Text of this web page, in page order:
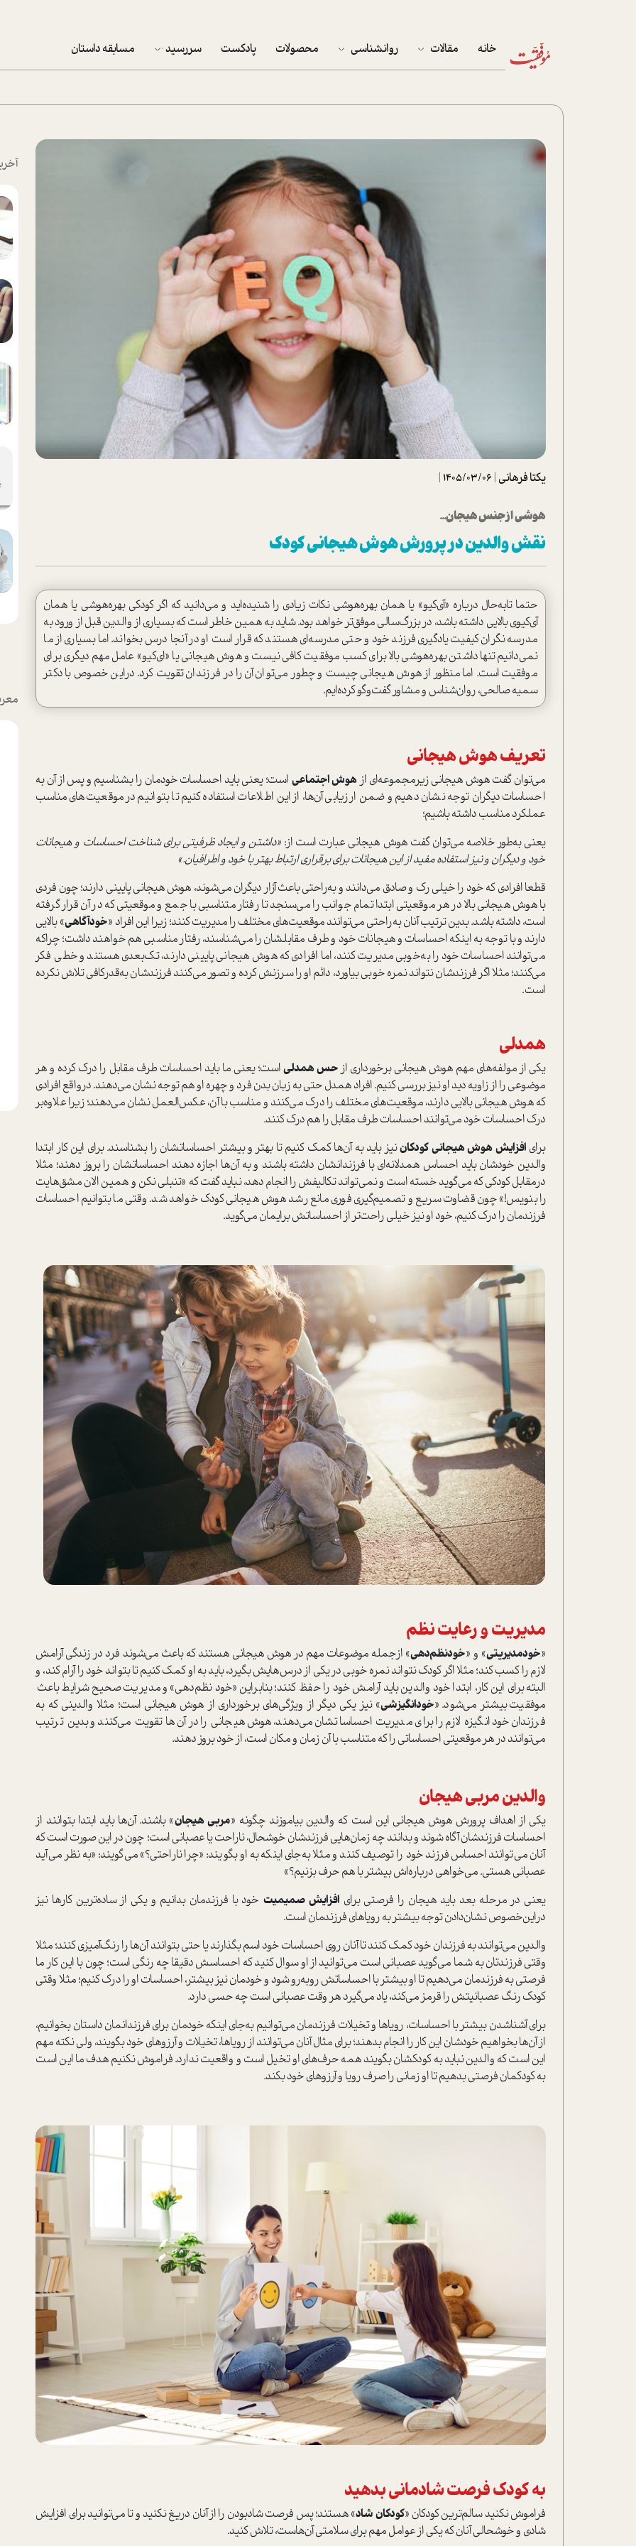
خانه مقالات
تحلیل فیلم
شیوانا
داستان
روانشناسی محصولات پادکست سررسید
تقویم دیواری
مسابقه داستان
یکتا فرهانی |
1405/03/06
|
هوشي از جنس هيجان...
نقش والدين در پرورش هوش هيجاني کودک
حتما تابه‌حال درباره «آي‌كيو»‌ يا همان بهره‌هوشي نکات زيادي را شنیده‌اید و مي‌دانيد ‌كه اگر كودكي بهره‌هوشي يا همان
آي‌كيوي بالايي داشته باشد، در بزرگ‌سالي موفق‌تر خواهد بود. شايد به همين خاطر است كه بسياري‌ از والدين قبل از ورود به‌
مدرسه ‌نگران كيفيت يادگيري فرزند خود و‌ حتي مدرسه‌اي هستند‌ كه قرار است او در آنجا درس بخواند‌. اما بسياري از ما
نمي‌دانيم تنها داشتن بهره‌هوشي بالا براي كسب موفقيت كافي نيست و هوش هيجاني يا «اي‌كيو» عامل مهم دیگری برای
موفقیت است. اما منظور از هوش هيجاني چيست و چطور مي‌توان آن را در فرزندان تقويت كرد‌. در‌اين خصوص با دكتر
سميه صالحي‌، روان‌شناس و مشاور گفت‌و‌گو كرده‌ايم‌.
تعريف هوش هيجاني
می‌توان گفت هوش هيجاني زيرمجموعه‌اي ازهوش اجتماعي است‌؛ یعنی باید احساسات خودمان را بشناسيم و پس از آن به
احساسات ديگران توجه نشان دهيم و ضمن ارزیابی آن‌ها، از اين اطلاعات استفاده كنيم تا بتوانيم در موقعيت‌هاي مناسب
عملكرد مناسب داشته باشيم‌؛
یعنی به‌طور خلاصه‌ مي‌توان گفت هوش هيجانی عبارت است از: «داشتن و ایجاد ظرفیتی براي شناخت احساسات و هيجانات
خود و ديگران و نیز استفاده مفید از اين هيجانات براي برقراري ارتباط بهتر با خود و اطرافیان.»
قطعا افرادي كه خود را خيلي رك و صادق مي‌دانند و به‌راحتي باعث آزار ديگران مي‌شوند‌، هوش هيجاني پاييني دارند؛ چون فردي‌
با هوش هيجاني بالا در هر موقعيتي ابتدا تمام‌ جوانب را مي‌سنجد تا رفتار متناسبي با جمع ‌و موقعيتي كه در آن قرار گرفته
است، داشته باشد. بدين ترتيب آنان به‌راحتي‌ مي‌توانند موقعيت‌هاي مختلف را مديريت ‌كنند؛ زيرا این افراد «خودآگاهي» بالايي
دارند و با توجه به اينكه احساسات و هيجانات خود‌ و طرف مقابلشان را مي‌شناسند، رفتار مناسبي‌ هم خواهند داشت؛ چراکه
مي‌توانند احساسات خود را به‌خوبي مديريت كنند، ‌اما افرادي كه هوش هيجاني پاييني دارند، تك‌بعدي‌ هستند‌ و خطي فكر
مي‌كنند؛ مثلا اگر فرزندشان نتواند نمره خوبي بياورد، دائم او را سرزنش کرده و تصور مي‌كنند فرزندشان به‌قدرکافی تلاش نکرده
است.
همدلي
يكي از مولفه‌هاي مهم هوش هيجاني برخوردار‌ی ازحس همدلياست؛ ‌يعني ما باید احساسات طرف مقابل را درك كرده و هر
موضوعي را از زاويه ديد او ‌نيز بررسي‌ كنيم. افراد همدل حتي به زبان بدن فرد‌ و چهره او هم توجه نشان مي‌دهند‌. در‌واقع افرادي
كه هوش هيجاني بالايي دارند، موقعيت‌هاي مختلف را درك مي‌كنند و مناسب با آن، عكس‌العمل نشان مي‌دهند‌؛ زيرا علاوه‌بر
درك احساسات خود مي‌توانند احساسات طرف مقابل را هم درك كنند‌.
براي افزايش هوش هيجاني كودكان‌نيز بايد به آن‌ها كمك كنيم تا‌ بهتر و بيشتر احساساتشان را بشناسند. براي‌ اين كار ابتدا
والدين خودشان بايد احساس‌ همدلانه‌اي‌ با فرزندانشان داشته باشند و به آن‌ها اجازه دهند احساساتشان را بروز دهند؛ مثلا
درمقابل كودكي كه مي‌گويد خسته است و نمي‌تواند تكاليفش را انجام دهد، نبايد گفت که «تنبلي نكن‌ و همين الان مشق‌هایت
را بنويس!» چون قضاوت سریع و تصمیم‌گیری فوری مانع رشد هوش هیجانی کودک خواهد شد. وقتي ما‌ بتوانيم احساسات
فرزند‌مان‌ را درك كنيم، خود او‌ نيز خيلي راحت‌تر از احساساتش برايمان مي‌گويد.
مديريت و رعايت نظم
«خودمديريتي» و «خودنظم‌دهي» ازجمله موضوعات‌ مهم در هوش هيجاني هستند ‌كه باعث مي‌شوند فرد در زندگی آرامش
لازم را کسب کند؛ ‌مثلا اگر كودك نتواند نمره خوبي در يكي از درس‌هايش بگيرد، بايد به او كمك كنيم تا بتواند خود را آرام كند، و
البته برای این کار، ابتدا خود والدين بايد آرامش خود را حفظ کنند؛ بنابراین «خود نظم‌دهي» و مديريت صحيح شرايط باعث‌
موفقيت بيشتر مي‌شود‌. «خودانگيزشي» نيز يكي دیگر از ويژگي‌هاي برخورداری از هوش هيجاني است؛ مثلا والديني كه به
فرزندان خود انگيزه لازم را براي مديريت احساساتشان مي‌دهند، هوش هيجاني را در آن‌ها تقویت می‌کنند و بدين ترتيب
مي‌توانند در هر موقعيتي احساساتي را كه متناسب با آن‌ زمان و مكان است، از خو‌د بروز دهند‌.
والدين مربي هيجان
يكي از اهداف پرورش هوش هيجاني اين است كه والدين بياموزند چگونه «مربي هيجان» باشند. آن‌ها‌ بايد ابتدا بتوانند از
احساسات فرزندشان آگاه شوند و بدانند چه زمان‌هايي فرزندشان خوشحال، ناراحت یا عصباني است‌؛ چون در این صورت است که
آنان می‌توانند احساس فرزند خود را توصيف كنند و مثلا به‌جای اینکه به او بگویند: «چرا ناراحتي؟» می‌گویند: «به نظر مي‌آيد‌
عصباني هستي. مي‌خواهي درباره‌اش بيشتر با هم حرف بزنيم؟»
يعني در مرحله بعد بايد هيجان را فرصتي براي افزايش صميميت خود با فرزندمان‌ بدانیم ‌و يكي از ساده‌ترين كار‌ها نيز
دراين‌خصوص نشان‌دادن توجه بیشتر به رویاهای فرزندمان است.
والدين مي‌توانند به فرزندان خود كمك كنند تا آنان روي احساسات خود اسم بگذارند يا حتي بتوانند آن‌ها را رنگ‌آميزي كنند؛ ‌مثلا
وقتي فرزندتان به شما مي‌گويد عصباني است مي‌توانيد از او سوال كنيد كه احساسش دقيقا چه رنگي است‌؛ چون با این کار ما
فرصتي به فرزندمان می‌دهيم تا او بيشتر با احساساتش روبه‌رو شود و‌ خودمان نيز بيشتر، احساسات او را درك كنيم؛ مثلا وقتي‌
كودك رنگ عصبانيتش را قرمز مي‌كند، ياد مي‌گيرد هر وقت عصباني است چه حسي دارد‌.
براي آشناشدن بيشتر با احساسات‌، روياها و تخيلات فرزندمان مي‌توانيم به‌جاي اينكه خودمان‌ براي فرزندانمان‌ داستان بخوانيم،
از آن‌ها بخواهيم خودشان اين كار را انجام بدهند؛ برای مثال آنان مي‌توانند از روياها، تخيلات و آرزوهاي خود بگويند، ولي نكته مهم
اين است كه والدين نبايد به كودكشان بگويند همه حرف‌های او تخيل است و واقعيت ندارد‌. فراموش نكنيم‌ هدف ما اين است
به كودكمان فرصتي بدهيم تا او زماني را صرف‌ رويا و آرزوهاي خود بكند‌.
به كودك فرصت شادماني بدهيد
فراموش نكنيد سالم‌ترين كودكان «كودكان شاد» هستند؛ ‌پس فرصت شاد‌بودن را از آنان دريغ نكنيد و تا می‌توانید برای افزایش
شادی و خوشحالی آنان که يكي از عوامل مهم برای سلامتي آن‌هاست، تلاش کنید.